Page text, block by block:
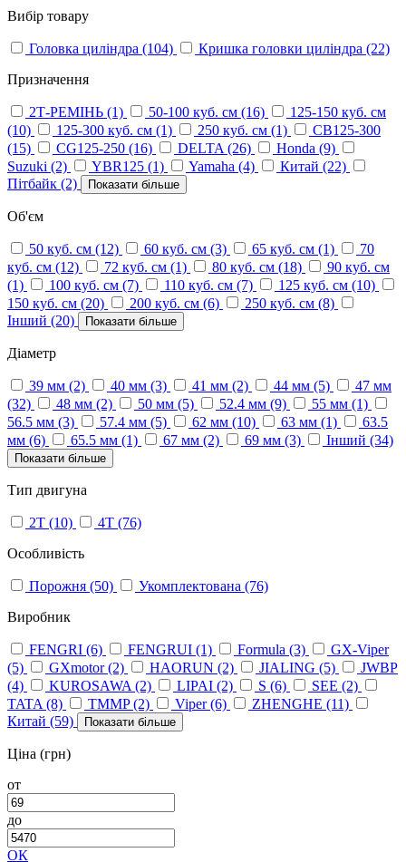
Вибір товару
Головка циліндра (104) Кришка головки циліндра (22)
Призначення
2Т-РЕМІНЬ (1) 50-100 куб. см (16)
125-150 куб. см
(10)
125-300 куб. см (1) 250 куб. см (1)
CB125-300
(15)
CG125-250 (16) DELTA (26) Honda (9)
Suzuki (2) YBR125 (1) Yamaha (4) Китай (22)
Пітбайк (2) Показати більше
Об'єм
50 куб. см (12) 60 куб. см (3) 65 куб. см (1)
70
куб. см (12) 72 куб. см (1) 80 куб. см (18)
90 куб. см
(1)
100 куб. см (7) 110 куб. см (7) 125 куб. см (10)
150 куб. см (20) 200 куб. см (6) 250 куб. см (8)
Інший (20) Показати більше
Діаметр
39 мм (2) 40 мм (3) 41 мм (2) 44 мм (5)
47 мм
(32)
48 мм (2) 50 мм (5) 52.4 мм (9) 55 мм (1)
56.5 мм (3) 57.4 мм (5) 62 мм (10) 63 мм (1)
63.5
мм (6) 65.5 мм (1) 67 мм (2) 69 мм (3) Інший (34)
Показати більше
Тип двигуна
2Т (10) 4Т (76)
Особливість
Порожня (50) Укомплектована (76)
Виробник
FENGRI (6) FENGRUI (1) Formula (3)
GX-Viper
(5)
GXmotor(2) HAORUN (2) JIALING (5)
JWBP
(4)
KUROSAWA (2) LIPAI (2) S (6) SEE (2)
TATA (8) TMMP(2) Viper(6) ZHENGHE (11)
Китай (59) Показати більше
Ціна (грн)
от
до
ОК